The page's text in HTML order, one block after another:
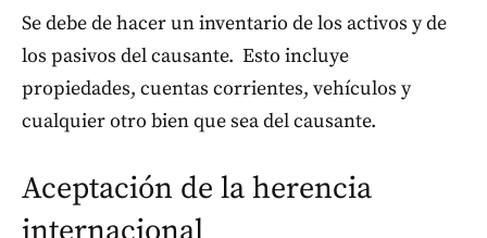
Se debe de hacer un inventario de los activos y de
los pasivos del causante. Esto incluye
propiedades, cuentas corrientes, vehículos y
cualquier otro bien que sea del causante.
Aceptación de la herencia